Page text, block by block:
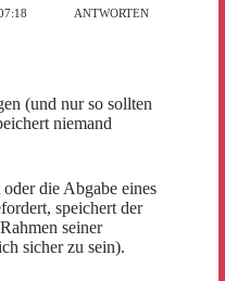
ANTWORTEN
(und nur so sollten
niemand
die Abgabe eines
speichert der
seiner
sicher zu sein).